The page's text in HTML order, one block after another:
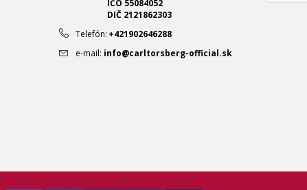
IČO 55084052
DIČ 2121862303
Telefón: +421902646288
e-mail: info@carltorsberg-official.sk